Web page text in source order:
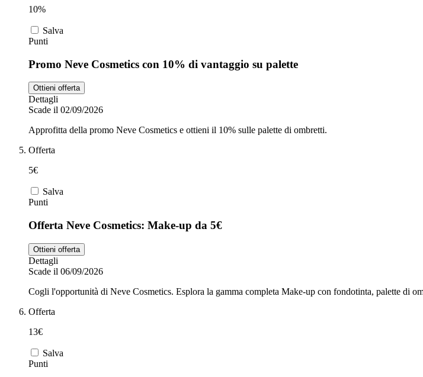
10%
Salva
Punti
Promo Neve Cosmetics con 10% di vantaggio su palette
Ottieni offerta
Dettagli
Scade il 02/09/2026
Approfitta della promo Neve Cosmetics e ottieni il 10% sulle palette di ombretti.
Offerta
5€
Salva
Punti
Offerta Neve Cosmetics: Make-up da 5€
Ottieni offerta
Dettagli
Scade il 06/09/2026
Cogli l'opportunità di Neve Cosmetics. Esplora la gamma completa Make-up con fondotinta, palette di
Offerta
13€
Salva
Punti